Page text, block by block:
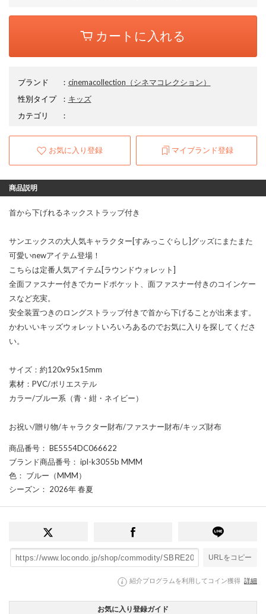
カートに入れる
ブランド ： cinemacollection （シネマコレクション）
性別タイプ
： キッズ
カテゴリ
：
お気に入り登録 マイブランド登録
商品説明
首から下げれるネックストラップ付き
サンエックスの大人気キャラクター[すみっこぐらし]グッズにまたまた
可愛いnewアイテム登場！
こちらは定番人気アイテム[ラウンドウォレット]
全面ファスナー付きでカードポケット、面ファスナー付きのコインケー
スなど充実。
安全装置つきのロングストラップ付きで首から下げることが出来ます。
かわいいキッズウォレットいろいろあるのでお気に入りを探してくださ
い。
サイズ：約120x95x15mm
素材：PVC/ポリエステル
カラー/ブルー系（青・紺・ネイビー）
お祝い/贈り物/キャラクター財布/ファスナー財布/キッズ財布
商品番号 ： BE5554DC066622
ブランド商品番号 ： ipl-k3055b MMM
色 ： ブルー（MMM）
シーズン ： 2026年 春夏
URLをコピー
紹介プログラムを利用してコイン獲得 詳細
お気に入り登録ガイド